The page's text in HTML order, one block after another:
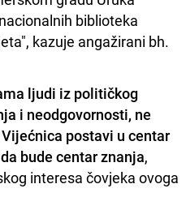
biblioteka
kazuje angažirani bh.
ljudi iz političkog
i neodgovornosti, ne
postavi u centar
bude centar znanja,
interesa čovjeka ovoga